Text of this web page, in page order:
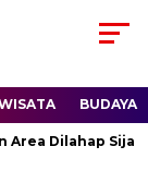
BUDAYA
Area Dilahap Sijago